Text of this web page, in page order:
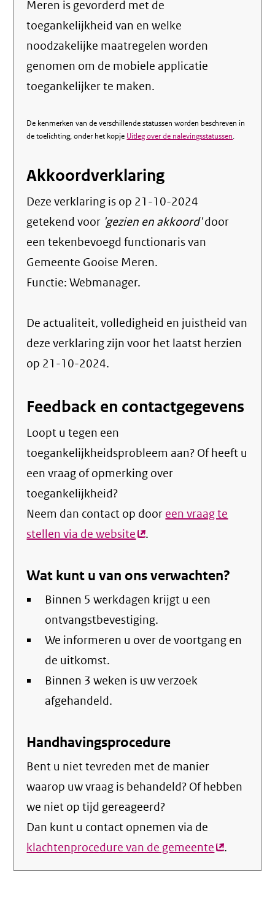
Meren is gevorderd met de
toegankelijkheid van en welke
noodzakelijke maatregelen worden
genomen om de mobiele applicatie
toegankelijker te maken.
De kenmerken van de verschillende statussen worden beschreven in
de toelichting, onder het kopje Uitleg over de nalevingsstatussen.
Akkoordverklaring
Deze verklaring is op 21-10-2024
getekend voor 'gezien en akkoord'door
een tekenbevoegd functionaris van
Gemeente Gooise Meren.
Functie:Webmanager.
De actualiteit, volledigheid en juistheid van
deze verklaring zijn voor het laatst herzien
op 21-10-2024.
Feedback en contactgegevens
Loopt u tegen een
toegankelijkheidsprobleem aan? Of heeft u
een vraag of opmerking over
toegankelijkheid?
Neem dan contact op door een vraag te
stellen via de website(externe
.
Wat kunt u van ons verwachten?
Binnen 5 werkdagen krijgt u een
ontvangstbevestiging.
We informeren u over de voortgang en
de uitkomst.
Binnen 3 weken is uw verzoek
afgehandeld.
Handhavingsprocedure
Bent u niet tevreden met de manier
waarop uw vraag is behandeld? Of hebben
we niet op tijd gereageerd?
Dan kunt u contact opnemen via de
klachtenprocedure van de gemeente(externe
link)
.